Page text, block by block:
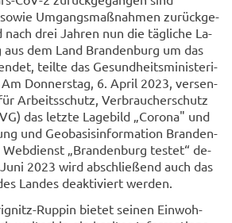
Um­gangs­maß­nah­men zu­rück­ge­
drei Jah­ren nun die täg­li­che La­
dem Land Bran­den­burg um das
teil­te das Ge­sund­heits­mi­nis­te­ri­
Don­ners­tag, 6. April 2023, ver­sen­
Ar­beits­schutz, Ver­brau­cher­schutz
das letz­te La­ge­bild „Co­ro­na" und
und Geo­ba­sis­in­for­ma­ti­on Bran­den­
Web­dienst „Bran­den­burg tes­tet“ de­
2023 wird ab­schlie­ßend auch das
Lan­des de­ak­ti­viert wer­den.
​Ruppin bie­tet sei­nen Ein­woh­